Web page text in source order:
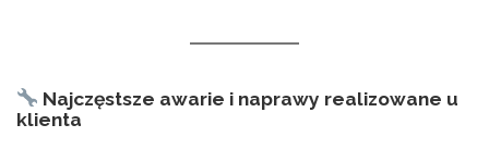
Najczęstsze awarie i naprawy realizowane u
klienta